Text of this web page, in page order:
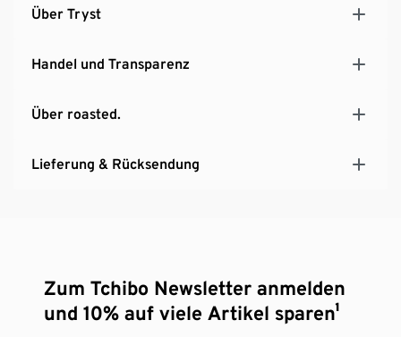
Über Tryst
Handel und Transparenz
Über roasted.
Lieferung & Rücksendung
Zum Tchibo Newsletter anmelden
und 10% auf viele Artikel sparen¹